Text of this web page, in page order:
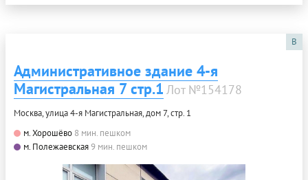
B
Административное здание 4-я
Магистральная 7 стр.1 Лот №154178
Москва, улица 4-я Магистральная, дом 7, стр. 1
м. Хорошёво 8 мин. пешком
м. Полежаевская9 мин. пешком